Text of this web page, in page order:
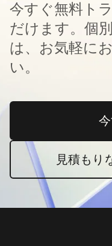
今すぐ無料ト
だけます。個
は、お気軽に
い。
見積もり